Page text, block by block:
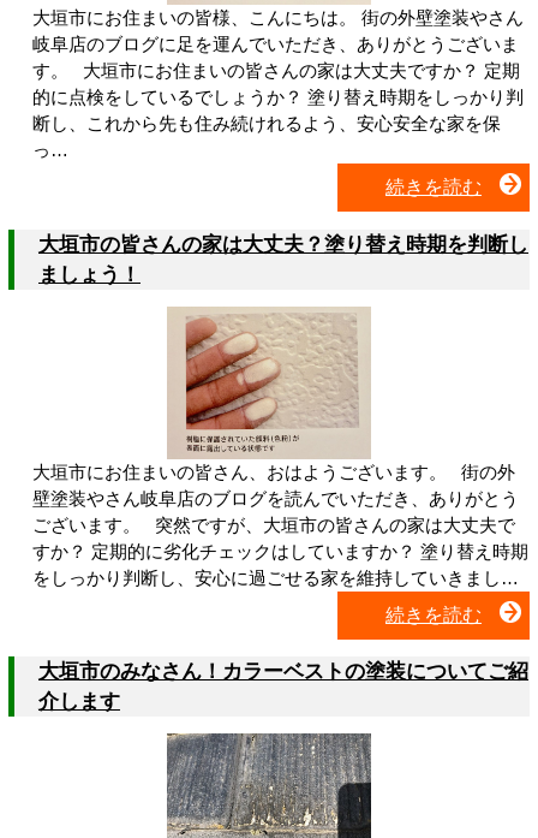
大垣市にお住まいの皆様、こんにちは。 街の外壁塗装やさん
岐阜店のブログに足を運んでいただき、ありがとうございま
す。 大垣市にお住まいの皆さんの家は大丈夫ですか？ 定期
的に点検をしているでしょうか？ 塗り替え時期をしっかり判
断し、これから先も住み続けれるよう、安心安全な家を保
っ…
続きを読む
大垣市の皆さんの家は大丈夫？塗り替え時期を判断し
ましょう！
大垣市にお住まいの皆さん、おはようございます。 街の外
壁塗装やさん岐阜店のブログを読んでいただき、ありがとう
ございます。 突然ですが、大垣市の皆さんの家は大丈夫で
すか？ 定期的に劣化チェックはしていますか？ 塗り替え時期
をしっかり判断し、安心に過ごせる家を維持していきまし…
続きを読む
大垣市のみなさん！カラーベストの塗装についてご紹
介します